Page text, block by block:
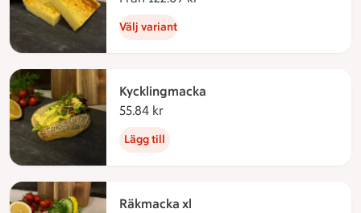
Välj variant
Kycklingmacka
55.84 kr
Lägg till
Räkmacka xl